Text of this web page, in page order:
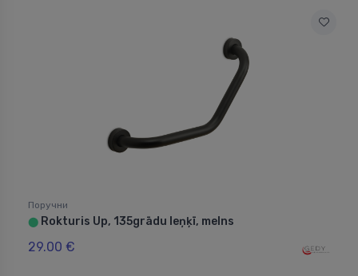
Поручни
⬤ Rokturis Up, 135grādu leņķī, melns
29.00 €